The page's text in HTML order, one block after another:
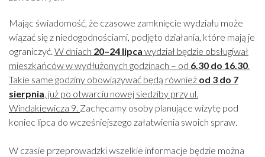
Mając świadomość, że czasowe zamknięcie wydziału może
wiązać się z niedogodnościami, podjęto działania, które mają je
ograniczyć. W dniach 20–24 lipca wydział będzie obsługiwał
mieszkańców w wydłużonych godzinach – od 6.30 do 16.30.
Takie same godziny obowiązywać będą również od 3 do 7
sierpnia, już po otwarciu nowej siedziby przy ul.
Windakiewicza 9. Zachęcamy osoby planujące wizytę pod
koniec lipca do wcześniejszego załatwienia swoich spraw.
W czasie przeprowadzki wszelkie informacje będzie można